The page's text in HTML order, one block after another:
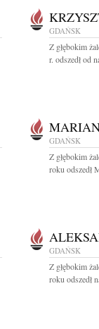
GDAŃSK
Z głębokim
r. odszedł od
GDAŃSK
Z głębokim
roku odszedł
GDAŃSK
Z głębokim
roku odszedł